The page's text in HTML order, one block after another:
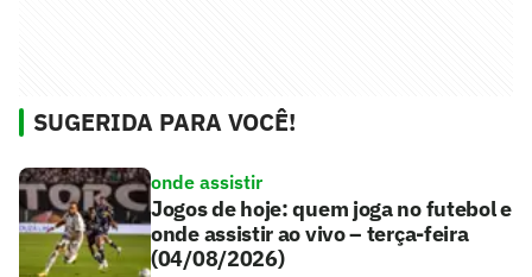
SUGERIDA PARA VOCÊ!
onde assistir
Jogos de hoje: quem joga no futebol e
onde assistir ao vivo – terça-feira
(04/08/2026)